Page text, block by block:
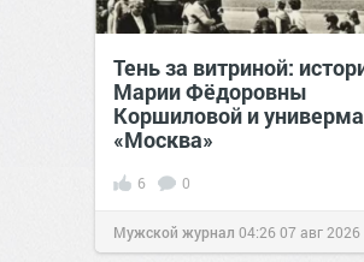
Тень за витриной:
Марии Фёдоровны
Коршиловой и
«Москва»
6 0
Мужской журнал 04:2607 авг 2026